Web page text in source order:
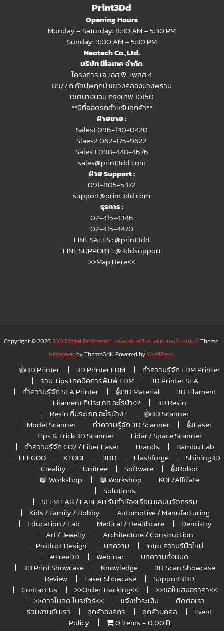
Print3Dd
Opening Hours
Monday – Saturday: 8:30 AM – 5:30 PM
Sunday: 9:00 AM – 5:30 PM
Neotech Co.,Ltd.
บริษัท นีโอเทค จำกัด
โครงการ เจ.เอส.พี. เพลส 4
89/7 ถ.กัลปพฤกษ์ แขวงคลองบางพราน
เขตบางบอน กรุงเทพ 10150
**มีที่จอดรถสำหรับลูกค้า**
ฝ่ายขาย :
Sales1 096-140-0420
Slaes2062-175-9622
Sales3 098-448-4676
sales@print3dd.com
ฝ่าย Support :
091-805-5472
support@print3dd.com
ธุรการ :
02-415-4346
02-415-4470
LINE SALES :@print3dd
LINE SUPPORT :@3ddsupport
>>Map Here<<
Copyright © 20263DD Digital Fabrication เครื่องพิมพ์3มิติ สแกนเนอร์ เลเซอร์. Theme:
Himalayasby ThemeGrill. Powered byWordPress.
👍3D Printer 3D Printer FDM
ทำความรู้จัก FDM Printer
รวม Tips เทคนิคการพิมพ์ FDM
3D Printer SLA
ทำความรู้จัก SLA Printer
👍3D Material
3D Filament
Filament กี่ประเภท อะไรบ้าง?
3D Resin
Resin กี่ประเภท อะไรบ้าง?
👍3D Scanner
Model Scanner
ทำความรู้จัก 3D Scanner
👍Laser
Tips & Trick 3D Scanner
Lidar / Space Scanner
ทำความรู้จัก CO2 / Fiber Laser
Brands
Bambu Lab
ELEGOO
XTOOL 3DD Flashforge
Shining3D
Creality
Unitree Software
👍Robot
📖 Workshop
📖 Workshop
KOL/Affiliate
Solutions
STEM LAB / FABLAB รับทำห้องเรียน แลปนวัตกรรม
Kids / Family / Hobby
Automotive / Manufacturing
Education / Lab
Medical / Healthcare
Dentistry
Art / Jewelry
Architecture / Construction
Product Design
บทความ
Intro ความรู้มือใหม่
#FreeDD
Webinar
บทความทั้งหมด
3D Print Showcase
Knowledge
3D Scan Showcase
Review
Laser Showcase
Support3DD
Contact Us
>>Order Tracking<<
>>ขอใบเสนอราคา<<
>>ดาวโหลด โบรชัวร์<<
แจ้งชำระเงิน
ติดต่อเรา
ร่วมงานกับเรา
ลูกค้าองค์กร ลูกค้าบุคคล
Event
Policy
0 items 0.00 ฿